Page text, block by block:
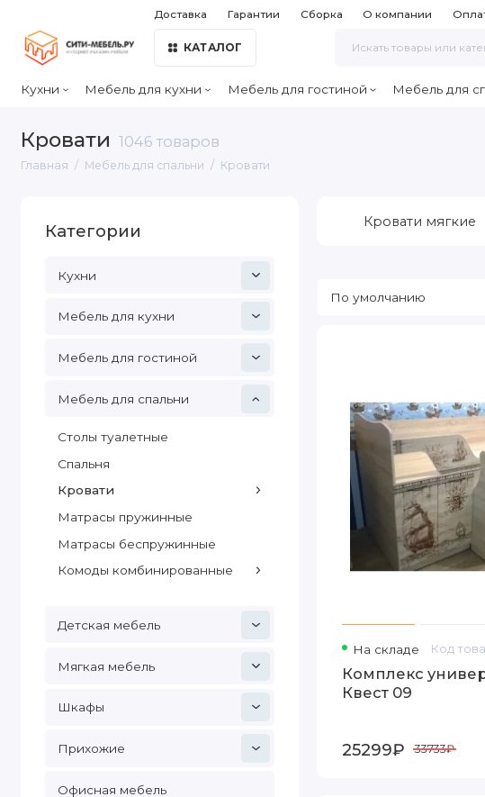
Доставка Гарантии Сборка О компании
КАТАЛОГ
Кухни Мебель для кухни Мебель для гостиной Мебель для
Кровати 1046 товаров
Главная Мебель для спальни Кровати
Категории
Кухни
Мебель для кухни
Мебель для гостиной
Мебель для спальни
Столы туалетные
Спальня
Кровати
Матрасы пружинные
Матрасы беспружинные
Комоды комбинированные
Детская мебель
Мягкая мебель
Шкафы
Прихожие
Офисная мебель
Кровати мягкие
На складе Код
Комплекс
Квест 09
25299₽ 33733₽